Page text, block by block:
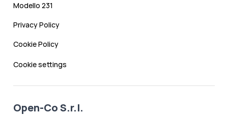
Modello 231
Privacy Policy
Cookie Policy
Cookie settings
Open-Co S.r.l.